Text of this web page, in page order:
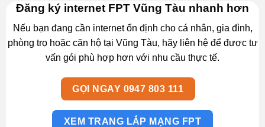
Đăng ký internet FPT Vũng Tàu nhanh hơn
Nếu bạn đang cần internet ổn định cho cá nhân, gia đình,
phòng trọ hoặc căn hộ tại Vũng Tàu, hãy liên hệ để được tư
vấn gói phù hợp hơn với nhu cầu thực tế.
GỌI NGAY 0947 803 111
XEM TRANG LẮP MẠNG FPT